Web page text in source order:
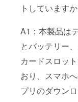
トしています
A1：本製品は
とバッテリー
カードスロッ
おり、スマホ
プリのダウン